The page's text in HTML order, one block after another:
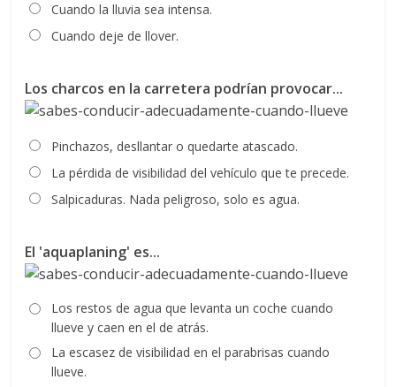
Cuando la lluvia sea intensa.
Cuando deje de llover.
Los charcos en la carretera podrían provocar...
Pinchazos, desllantar o quedarte atascado.
La pérdida de visibilidad del vehículo que te precede.
Salpicaduras. Nada peligroso, solo es agua.
El 'aquaplaning' es...
Los restos de agua que levanta un coche cuando
llueve y caen en el de atrás.
La escasez de visibilidad en el parabrisas cuando
llueve.